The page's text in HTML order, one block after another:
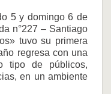
5 y domingo 6 de
n°227 – Santiago
tuvo su primera
regresa con una
tipo de públicos,
en un ambiente